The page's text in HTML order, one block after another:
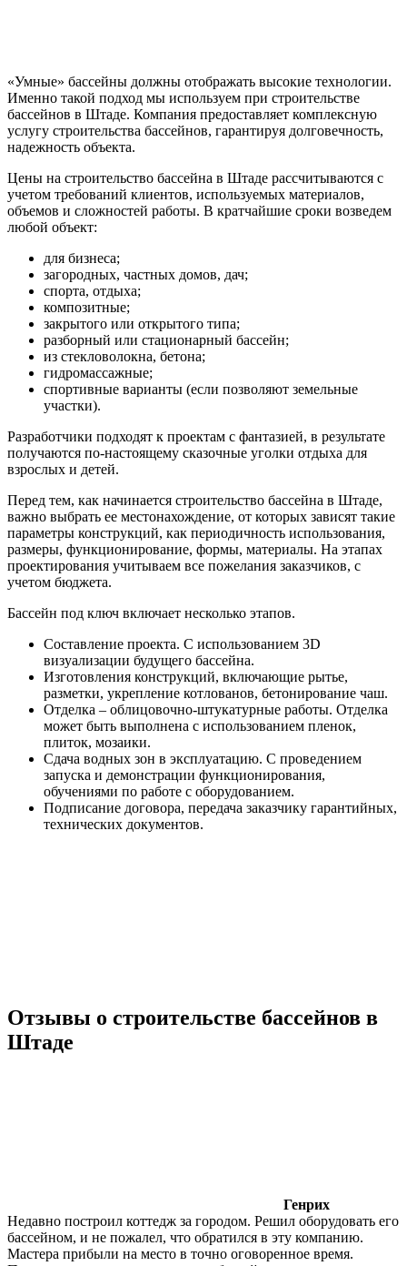
«Умные» бассейны должны отображать высокие технологии.
Именно такой подход мы используем при строительстве
бассейнов в Штаде. Компания предоставляет комплексную
услугу строительства бассейнов, гарантируя долговечность,
надежность объекта.
Цены на строительство бассейна в Штаде рассчитываются с
учетом требований клиентов, используемых материалов,
объемов и сложностей работы. В кратчайшие сроки возведем
любой объект:
для бизнеса;
загородных, частных домов, дач;
спорта, отдыха;
композитные;
закрытого или открытого типа;
разборный или стационарный бассейн;
из стекловолокна, бетона;
гидромассажные;
спортивные варианты (если позволяют земельные
участки).
Разработчики подходят к проектам с фантазией, в результате
получаются по-настоящему сказочные уголки отдыха для
взрослых и детей.
Перед тем, как начинается строительство бассейна в Штаде,
важно выбрать ее местонахождение, от которых зависят такие
параметры конструкций, как периодичность использования,
размеры, функционирование, формы, материалы. На этапах
проектирования учитываем все пожелания заказчиков, с
учетом бюджета.
Бассейн под ключ включает несколько этапов.
Составление проекта. С использованием 3D
визуализации будущего бассейна.
Изготовления конструкций, включающие рытье,
разметки, укрепление котлованов, бетонирование чаш.
Отделка – облицовочно-штукатурные работы. Отделка
может быть выполнена с использованием пленок,
плиток, мозаики.
Сдача водных зон в эксплуатацию. С проведением
запуска и демонстрации функционирования,
обучениями по работе с оборудованием.
Подписание договора, передача заказчику гарантийных,
технических документов.
Отзывы о строительстве бассейнов в
Штаде
Генрих
Недавно построил коттедж за городом. Решил оборудовать его
бассейном, и не пожалел, что обратился в эту компанию.
Мастера прибыли на место в точно оговоренное время.